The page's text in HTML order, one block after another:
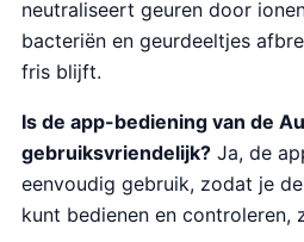
neutraliseert geuren door
bacteriën en geurdeeltjes
fris blijft.
Is de app-bediening van de
gebruiksvriendelijk? Ja, de
eenvoudig gebruik, zodat je
kunt bedienen en controleren,